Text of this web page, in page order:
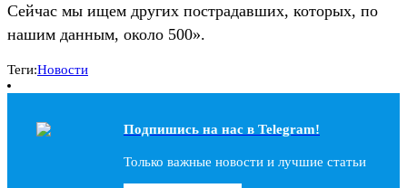
Сейчас мы ищем других пострадавших, которых, по
нашим данным, около 500».
Теги:Новости
Подпишись на наc в Telegram!
Только важные новости и лучшие статьи